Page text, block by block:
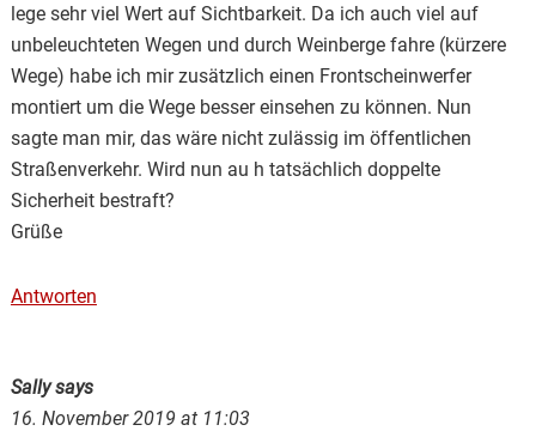
lege sehr viel Wert auf Sichtbarkeit. Da ich auch viel auf
unbeleuchteten Wegen und durch Weinberge fahre (kürzere
Wege) habe ich mir zusätzlich einen Frontscheinwerfer
montiert um die Wege besser einsehen zu können. Nun
sagte man mir, das wäre nicht zulässig im öffentlichen
Straßenverkehr. Wird nun au h tatsächlich doppelte
Sicherheit bestraft?
Grüße
Antworten
Sallysays
16. November 2019 at 11:03